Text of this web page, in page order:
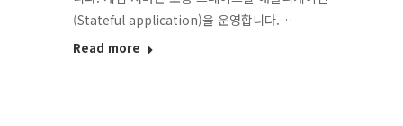
(Stateful application)을 운영합니다.…
Read more